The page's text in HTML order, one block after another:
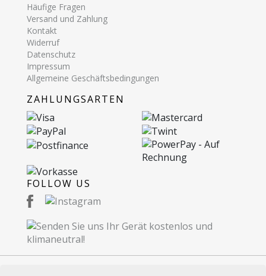
Häufige Fragen
Versand und Zahlung
Kontakt
Widerruf
Datenschutz
Impressum
Allgemeine Geschäftsbedingungen
ZAHLUNGSARTEN
FOLLOW US